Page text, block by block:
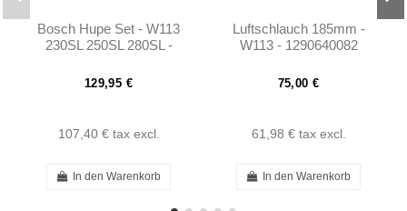
Bosch Hupe Set - W113
230SL 250SL 280SL -
129,95 €
107,40 € tax excl.
In den Warenkorb
Luftschlauch 185mm -
W113 - 1290640082
75,00 €
61,98 € tax excl.
In den Warenkorb